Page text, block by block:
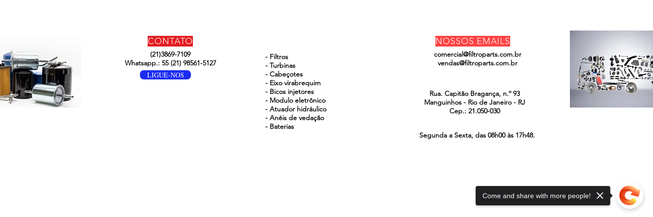
CONTATO
(21)3869-7109
Whatsapp.: 55 (21) 98561-5127
LIGUE-NOS
- Filtros
- Turbinas
- Cabeçotes
- Eixo virabrequim
- Bicos injetores
- Modulo eletrônico
- Atuador hidráulico
- Anéis de vedação
- Baterias
NOSSOS EMAILS
comercial@filtroparts.com.br
vendas@filtroparts.com.br
Rua. Capitão Bragança, n.º 93
Manguinhos - Rio de Janeiro - RJ
Cep.: 21.050-030
Segunda a Sexta, das 08h00 às 17h48.
Come and share with more people!